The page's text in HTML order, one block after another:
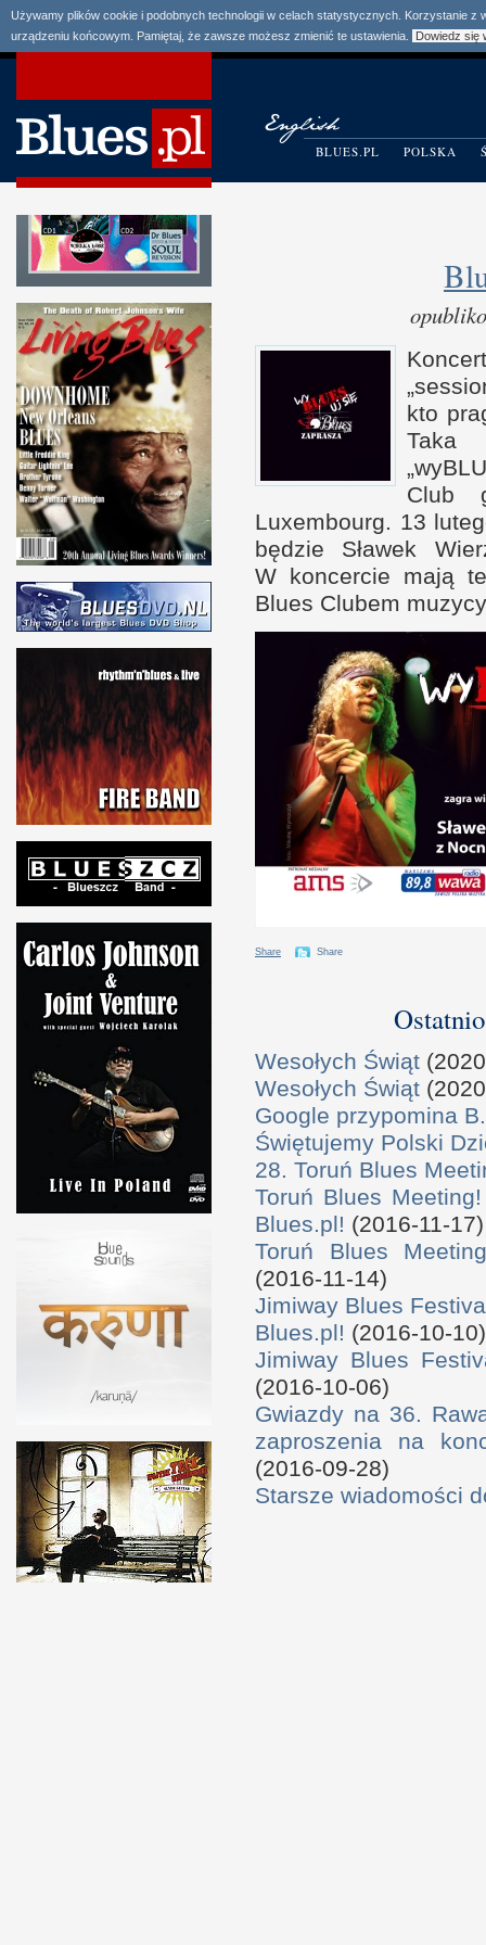
Używamy plików cookie i podobnych technologii w celach statystycznych. Korzystanie
urządzeniu końcowym. Pamiętaj, że zawsze możesz zmienić te ustawienia.
Dowiedz się
BLUES.PL POLSKA
kto
Taka
Club
Luxembourg. 13
będzie Sławek
W koncercie mają
Blues Clubem
Share Share
Wesołych Świąt
Wesołych Świąt
Google przypomina
Świętujemy Polski
28. Toruń Blues
Toruń Blues
Blues.pl! (2016-11-17)
Toruń Blues
(2016-11-14)
Jimiway Blues
Blues.pl! (2016-10-10)
Jimiway Blues
(2016-10-06)
Gwiazdy na 36.
zaproszenia na
(2016-09-28)
Starsze wiadomości